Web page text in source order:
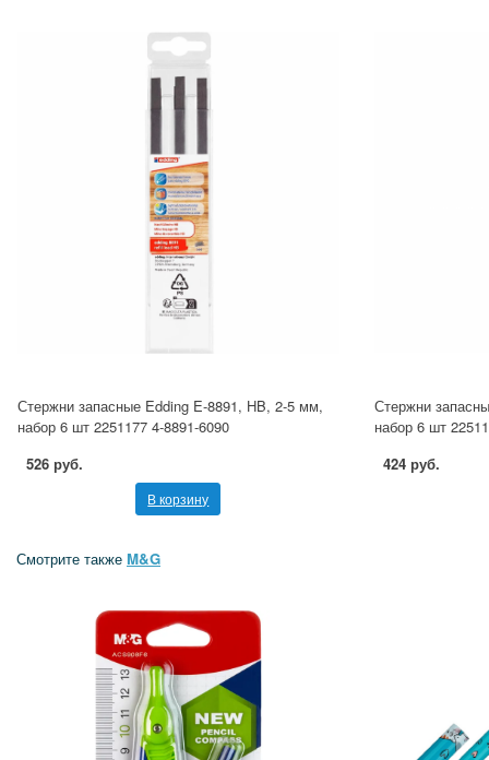
Стержни запасные Edding E-8891, HB, 2-5 мм,
набор 6 шт 2251177 4-8891-6090
526 руб.
В корзину
Стержни
набор 6 шт
424 руб.
Смотрите также M&G